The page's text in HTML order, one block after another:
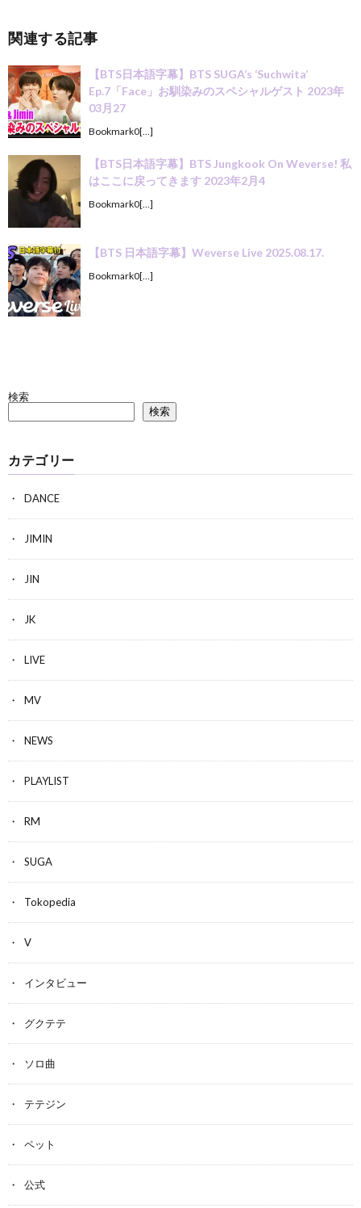
関連する記事
【BTS日本語字幕】BTS SUGA’s ‘Suchwita’
Ep.7「Face」お馴染みのスペシャルゲスト 2023年
03月27
Bookmark0[…]
【BTS日本語字幕】BTS Jungkook On Weverse! 私
はここに戻ってきます 2023年2月4
Bookmark0[…]
【BTS 日本語字幕】Weverse Live 2025.08.17.
Bookmark0[…]
検索
検索
カテゴリー
DANCE
JIMIN
JIN
JK
LIVE
MV
NEWS
PLAYLIST
RM
SUGA
Tokopedia
V
インタビュー
グクテテ
ソロ曲
テテジン
ペット
公式